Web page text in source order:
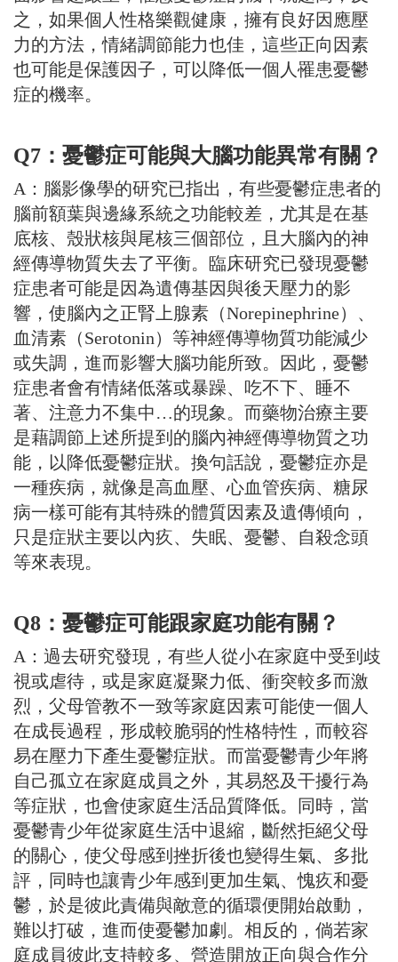
之，如果個人性格樂觀健康，擁有良好因應壓
力的方法，情緒調節能力也佳，這些正向因素
也可能是保護因子，可以降低一個人罹患憂鬱
症的機率。
Q7：憂鬱症可能與大腦功能異常有關？
A：腦影像學的研究已指出，有些憂鬱症患者的
腦前額葉與邊緣系統之功能較差，尤其是在基
底核、殼狀核與尾核三個部位，且大腦內的神
經傳導物質失去了平衡。臨床研究已發現憂鬱
症患者可能是因為遺傳基因與後天壓力的影
響，使腦內之正腎上腺素（Norepinephrine）、
血清素（Serotonin）等神經傳導物質功能減少
或失調，進而影響大腦功能所致。因此，憂鬱
症患者會有情緒低落或暴躁、吃不下、睡不
著、注意力不集中…的現象。而藥物治療主要
是藉調節上述所提到的腦內神經傳導物質之功
能，以降低憂鬱症狀。換句話說，憂鬱症亦是
一種疾病，就像是高血壓、心血管疾病、糖尿
病一樣可能有其特殊的體質因素及遺傳傾向，
只是症狀主要以內疚、失眠、憂鬱、自殺念頭
等來表現。
Q8：憂鬱症可能跟家庭功能有關？
A：過去研究發現，有些人從小在家庭中受到歧
視或虐待，或是家庭凝聚力低、衝突較多而激
烈，父母管教不一致等家庭因素可能使一個人
在成長過程，形成較脆弱的性格特性，而較容
易在壓力下產生憂鬱症狀。而當憂鬱青少年將
自己孤立在家庭成員之外，其易怒及干擾行為
等症狀，也會使家庭生活品質降低。同時，當
憂鬱青少年從家庭生活中退縮，斷然拒絕父母
的關心，使父母感到挫折後也變得生氣、多批
評，同時也讓青少年感到更加生氣、愧疚和憂
鬱，於是彼此責備與敵意的循環便開始啟動，
難以打破，進而使憂鬱加劇。相反的，倘若家
庭成員彼此支持較多、營造開放正向與合作分